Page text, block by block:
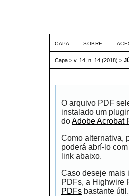
CAPA SOBRE
Capa > v. 14, n. 14 (2018) >
O arquivo PDF
instalado um
doAdobe Acrobat
Como alternativa,
poderá abrí-lo
link abaixo.
Caso deseje mais
PDFs, a Highwire
PDFs bastante útil.